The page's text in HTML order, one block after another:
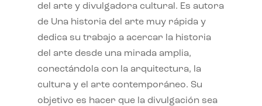
del arte y divulgadora cultural. Es autora
de Una historia del arte muy rápida y
dedica su trabajo a acercar la historia
del arte desde una mirada amplia,
conectándola con la arquitectura, la
cultura y el arte contemporáneo. Su
objetivo es hacer que la divulgación sea